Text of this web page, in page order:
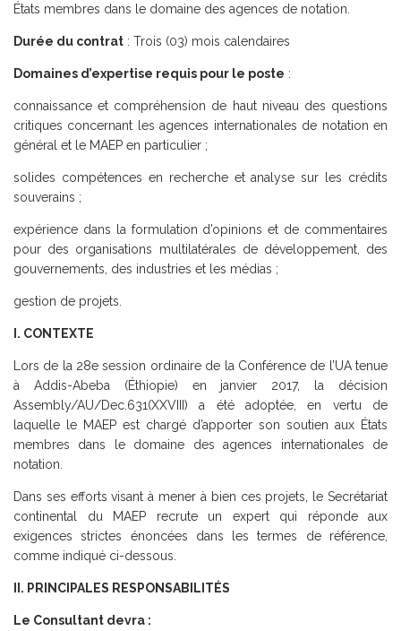
États membres dans le domaine des agences de notation.
Durée du contrat : Trois (03) mois calendaires
Domaines d’expertise requis pour le poste :
connaissance et compréhension de haut niveau des questions
critiques concernant les agences internationales de notation en
général et le MAEP en particulier ;
solides compétences en recherche et analyse sur les crédits
souverains ;
expérience dans la formulation d’opinions et de commentaires
pour des organisations multilatérales de développement, des
gouvernements, des industries et les médias ;
gestion de projets.
I. CONTEXTE
Lors de la 28e session ordinaire de la Conférence de l’UA tenue
à Addis-Abeba (Éthiopie) en janvier 2017, la décision
Assembly/AU/Dec.631(XXVIII) a été adoptée, en vertu de
laquelle le MAEP est chargé d’apporter son soutien aux États
membres dans le domaine des agences internationales de
notation.
Dans ses efforts visant à mener à bien ces projets, le Secrétariat
continental du MAEP recrute un expert qui réponde aux
exigences strictes énoncées dans les termes de référence,
comme indiqué ci-dessous.
II. PRINCIPALES RESPONSABILITÉS
Le Consultant devra :